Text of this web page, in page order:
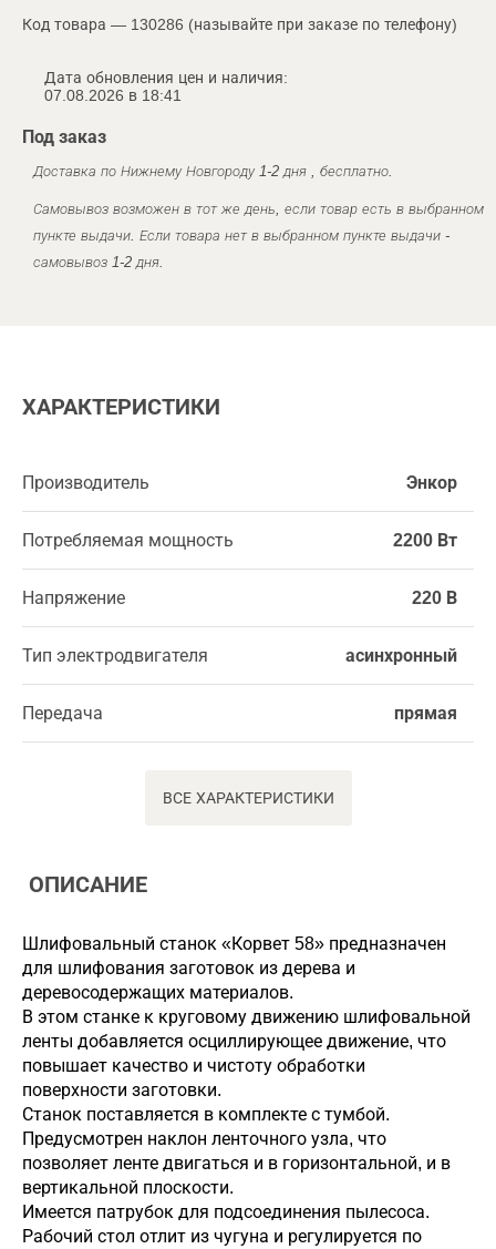
Код товара — 130286 (называйте при заказе по телефону)
Дата обновления цен и наличия:
07.08.2026 в 18:41
Под заказ
Доставка по Нижнему Новгороду 1-2 дня , бесплатно.
Самовывоз возможен в тот же день, если товар есть в выбранном
пункте выдачи. Если товара нет в выбранном пункте выдачи -
самовывоз 1-2 дня.
ХАРАКТЕРИСТИКИ
Производитель Энкор
Потребляемая мощность 2200 Вт
Напряжение 220 В
Тип электродвигателя асинхронный
Передача прямая
ВСЕ ХАРАКТЕРИСТИКИ
ОПИСАНИЕ
Шлифовальный станок «Корвет 58» предназначен
для шлифования заготовок из дерева и
деревосодержащих материалов.
В этом станке к круговому движению шлифовальной
ленты добавляется осциллирующее движение, что
повышает качество и чистоту обработки
поверхности заготовки.
Станок поставляется в комплекте с тумбой.
Предусмотрен наклон ленточного узла, что
позволяет ленте двигаться и в горизонтальной, и в
вертикальной плоскости.
Имеется патрубок для подсоединения пылесоса.
Рабочий стол отлит из чугуна и регулируется по